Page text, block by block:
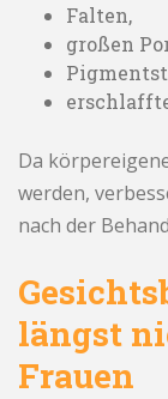
Falten,
großen
Da
werden,
nach der
längst
Frauen